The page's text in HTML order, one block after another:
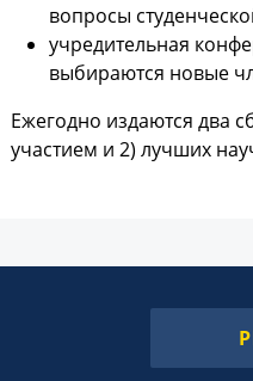
вопросы
учредительная
выбираются новые
Ежегодно издаются два
участием и 2) лучших